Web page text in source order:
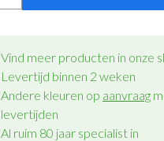
Vind meer producten in onze
Levertijd binnen 2 weken
Andere kleuren op aanvraag
levertijden
Al ruim 80 jaar specialist in